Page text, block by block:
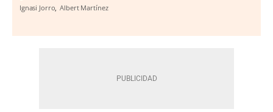
Ignasi Jorro Albert Martínez